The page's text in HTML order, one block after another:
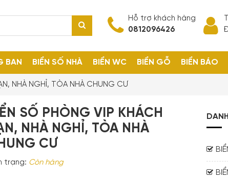
Hỗ trợ khách hàng
0812096426
BAN BIỂN SỐ NHÀ BIỂN WC BIỂN GỖ BIỂN BÁO
NHÀ NGHỈ, TÒA NHÀ CHUNG CƯ
SỐ PHÒNG VIP KHÁCH
NHÀ NGHỈ, TÒA NHÀ
CƯ
trạng: Còn hàng